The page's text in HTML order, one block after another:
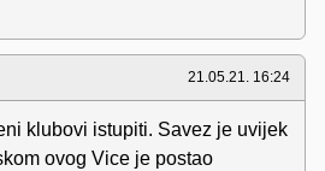
21.05.21. 16:24
klubovi istupiti. Savez je uvijek
ovog Vice je postao